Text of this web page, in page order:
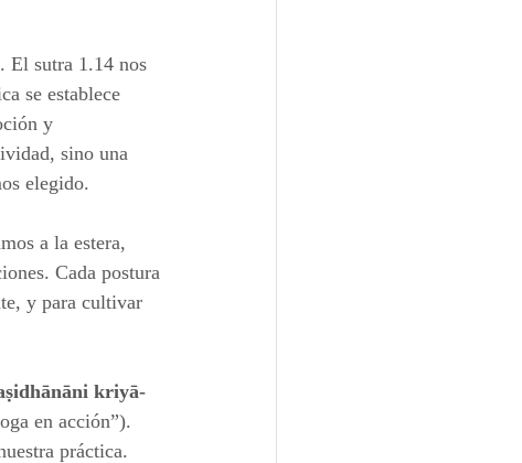
El sutra 1.14 nos
se establece
y
sino una
elegido.
a la estera,
Cada postura
y para cultivar
kriyā-
en acción”).
práctica.